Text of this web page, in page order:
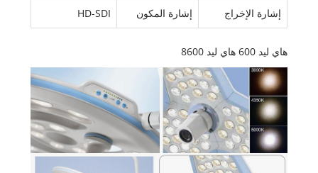
إشارة الإخراج إشارة المكون HD-SDI
هاي ليد 600 هاي ليد 8600